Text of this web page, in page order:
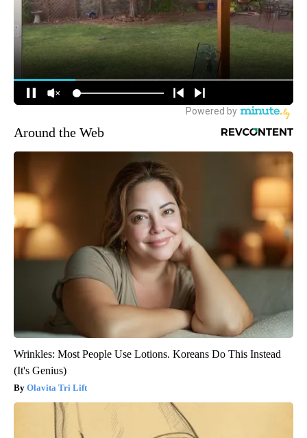
Around the Web
Wrinkles: Most People Use Lotions. Koreans Do This Instead
(It's Genius)
Olavita Tri Lift